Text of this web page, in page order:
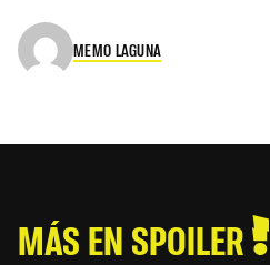
MEMO LAGUNA
MÁS EN SPOILER